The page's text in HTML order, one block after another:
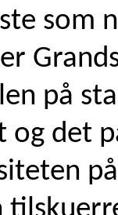
som
på
og det